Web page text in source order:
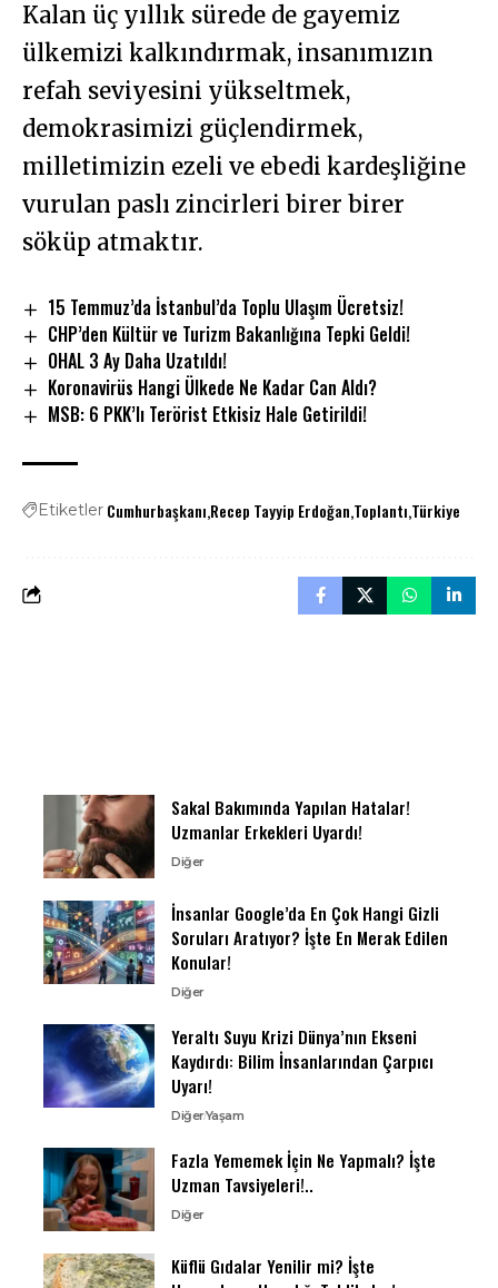
Kalan üç yıllık sürede de gayemiz
ülkemizi kalkındırmak, insanımızın
refah seviyesini yükseltmek,
demokrasimizi güçlendirmek,
milletimizin ezeli ve ebedi kardeşliğine
vurulan paslı zincirleri birer birer
söküp atmaktır.
15 Temmuz’da İstanbul’da Toplu Ulaşım Ücretsiz!
CHP’den Kültür ve Turizm Bakanlığına Tepki Geldi!
OHAL 3 Ay Daha Uzatıldı!
Koronavirüs Hangi Ülkede Ne Kadar Can Aldı?
MSB: 6 PKK’lı Terörist Etkisiz Hale Getirildi!
Etiketler Cumhurbaşkanı Recep Tayyip Erdoğan Toplantı Türkiye
Sakal Bakımında Yapılan Hatalar!
Uzmanlar Erkekleri Uyardı!
Diğer
İnsanlar Google’da En Çok Hangi Gizli
Soruları Aratıyor? İşte En Merak Edilen
Konular!
Diğer
Yeraltı Suyu Krizi Dünya’nın Ekseni
Kaydırdı: Bilim İnsanlarından Çarpıcı
Uyarı!
DiğerYaşam
Fazla Yememek İçin Ne Yapmalı? İşte
Uzman Tavsiyeleri!..
Diğer
Küflü Gıdalar Yenilir mi? İşte